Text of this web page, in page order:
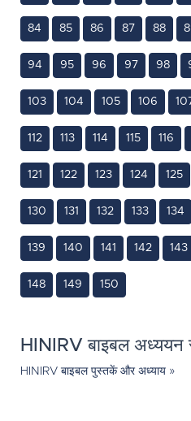
84 85 86 87 88
94 95 96 97 98
103 104 105 106
112 113 114 115 116
121 122 123 124 125
130 131 132 133 134
139 140 141 142 143
148 149 150
HINIRV बाइबल अध्ययन
HINIRV बाइबल पुस्तकें और अध्याय »